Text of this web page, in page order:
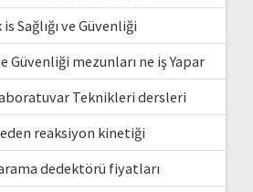
is Sağlığı ve Güvenliği
Güvenliği mezunları ne iş Yapar
Teknikleri dersleri
reaksiyon kinetiği
dedektörü fiyatları